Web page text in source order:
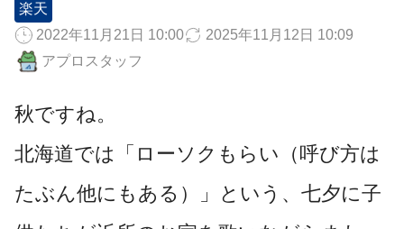
楽天
2022年11月21日 10:00
2025年11月12日 10:09
アプロスタッフ
秋ですね。
北海道では「ローソクもらい（呼び方は
たぶん他にもある）」という、七夕に子